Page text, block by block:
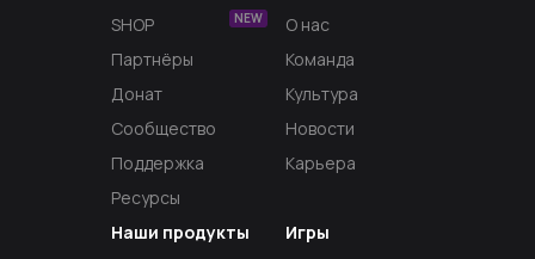
SHOP
NEW
Партнёры
Донат
Сообщество
Поддержка
Ресурсы
Наши продукты
Игры
О нас
Команда
Культура
Новости
Карьера